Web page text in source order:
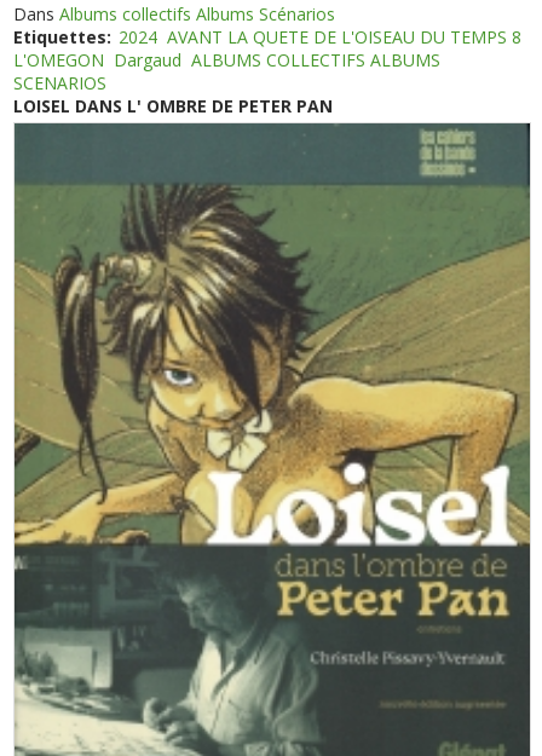
DansAlbums collectifs Albums Scénarios
Etiquettes: 2024 AVANT LA QUETE DE L'OISEAU DU TEMPS 8
L'OMEGON Dargaud ALBUMS COLLECTIFS ALBUMS
SCENARIOS
LOISEL DANS L' OMBRE DE PETER PAN